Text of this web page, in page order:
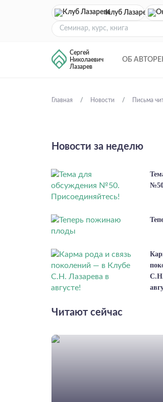
Клуб Лазарева
Сергей
Николаевич
Лазарев
ОБ АВТОРЕ
Главная Новости Письма
Новости за неделю
Читают сейчас